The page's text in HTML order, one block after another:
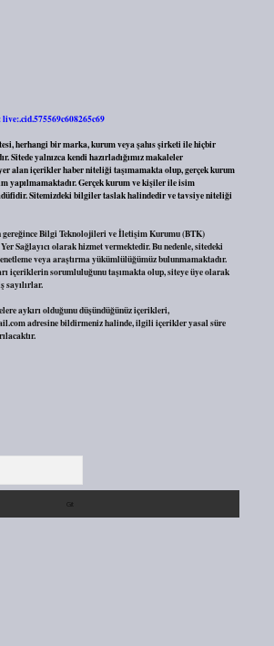
live:.cid.575569c608265c69
herhangi bir marka, kurum veya şahıs şirketi ile hiçbir
Sitede yalnızca kendi hazırladığımız makaleler
alan içerikler haber niteliği taşımamakta olup, gerçek kurum
yapılmamaktadır. Gerçek kurum ve kişiler ile isim
Sitemizdeki bilgiler taslak halindedir ve tavsiye niteliği
gereğince Bilgi Teknolojileri ve İletişim Kurumu (BTK)
Sağlayıcı olarak hizmet vermektedir. Bu nedenle, sitedeki
veya araştırma yükümlülüğümüz bulunmamaktadır.
içeriklerin sorumluluğunu taşımakta olup, siteye üye olarak
sayılırlar.
aykırı olduğunu düşündüğünüz içerikleri,
adresine bildirmeniz halinde, ilgili içerikler yasal süre